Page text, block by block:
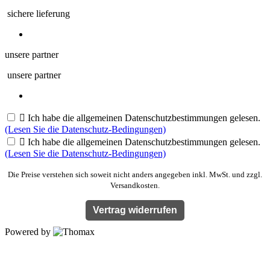
sichere lieferung
unsere partner
unsere partner
 Ich habe die allgemeinen Datenschutzbestimmungen gelesen.
(Lesen Sie die Datenschutz-Bedingungen)
 Ich habe die allgemeinen Datenschutzbestimmungen gelesen.
(Lesen Sie die Datenschutz-Bedingungen)
Die Preise verstehen sich soweit nicht anders angegeben inkl. MwSt. und zzgl.
Versandkosten.
Vertrag widerrufen
Powered by